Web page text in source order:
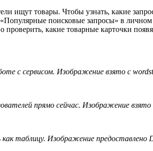
ищут товары. Чтобы узнать, какие
поисковые запросы» в
какие товарные карточки
с сервисом. Изображение взято с
прямо сейчас. Изображение взято
таблицу. Изображение предоставлено